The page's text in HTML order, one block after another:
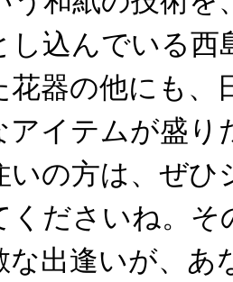
し込んでいる西
花器の他にも、
アイテムが盛り
いの方は、ぜひ
くださいね。そ
な出逢いが、あ